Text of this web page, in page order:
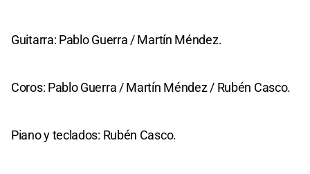
Guitarra: Pablo Guerra / Martín Méndez.
Coros: Pablo Guerra / Martín Méndez / Rubén Casco.
Piano y teclados: Rubén Casco.